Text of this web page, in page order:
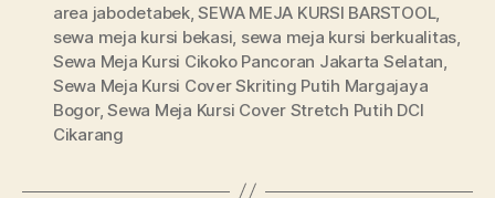
area jabodetabek,SEWA MEJA KURSI BARSTOOL,
sewa meja kursi bekasi sewa meja kursi berkualitas
Sewa Meja Kursi Cikoko Pancoran Jakarta Selatan
Sewa Meja Kursi Cover Skriting Putih Margajaya
Bogor,Sewa Meja Kursi Cover Stretch Putih DCI
Cikarang